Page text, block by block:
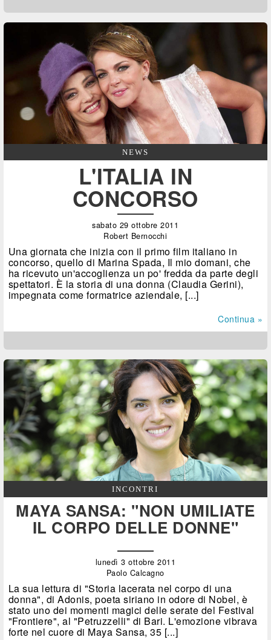
NEWS
L'ITALIA IN
CONCORSO
sabato 29 ottobre 2011
Robert Bernocchi
Una giornata che inizia con il primo film italiano in
concorso, quello di Marina Spada, Il mio domani, che
ha ricevuto un'accoglienza un po' fredda da parte degli
spettatori. È la storia di una donna (Claudia Gerini),
impegnata come formatrice aziendale, [...]
Continua »
INCONTRI
MAYA SANSA: "NON UMILIATE
IL CORPO DELLE DONNE"
lunedì 3 ottobre 2011
Paolo Calcagno
La sua lettura di "Storia lacerata nel corpo di una
donna", di Adonis, poeta siriano in odore di Nobel, è
stato uno dei momenti magici delle serate del Festival
"Frontiere", al "Petruzzelli" di Bari. L'emozione vibrava
forte nel cuore di Maya Sansa, 35 [...]